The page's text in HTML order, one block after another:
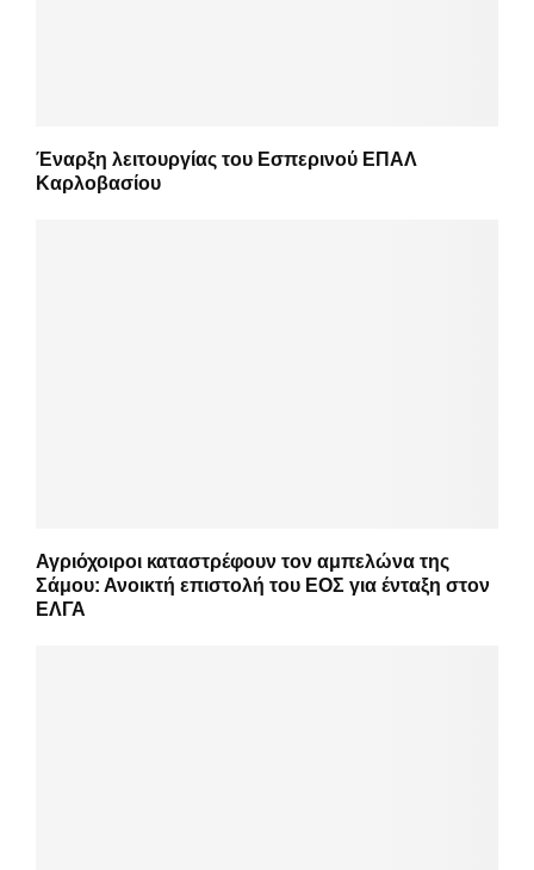
Έναρξη λειτουργίας του Εσπερινού ΕΠΑΛ
Καρλοβασίου
Αγριόχοιροι καταστρέφουν τον αμπελώνα της
Σάμου: Ανοικτή επιστολή του ΕΟΣ για ένταξη στον
ΕΛΓΑ